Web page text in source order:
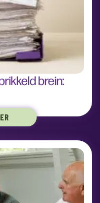
brein: